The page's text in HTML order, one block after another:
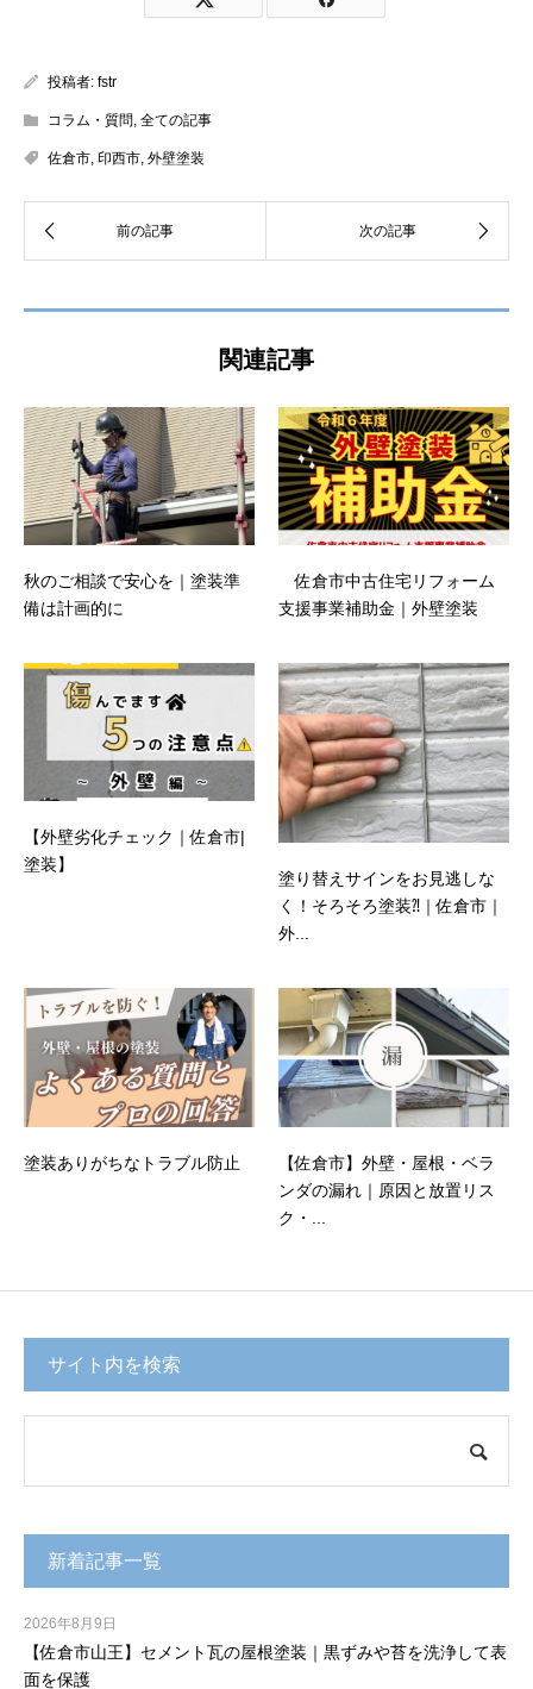
投稿者: fstr
コラム・質問 全ての記事
佐倉市 印西市 外壁塗装
関連記事
秋のご相談で安心を｜塗装準
備は計画的に
佐倉市中古住宅リフォーム
支援事業補助金｜外壁塗装
【外壁劣化チェック｜佐倉市|
塗装】
塗り替えサインをお見逃しな
く！そろそろ塗装⁈｜佐倉市｜
外...
塗装ありがちなトラブル防止
【佐倉市】外壁・屋根・ベラ
ンダの漏れ｜原因と放置リス
ク・...
サイト内を検索
新着記事一覧
【佐倉市山王】セメント瓦の屋根塗装｜黒ずみや苔を洗浄して表
面を保護
2026年8月9日